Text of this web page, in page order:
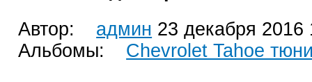
Автор:
админ 23 декабря 2016
Альбомы:
Chevrolet Tahoe